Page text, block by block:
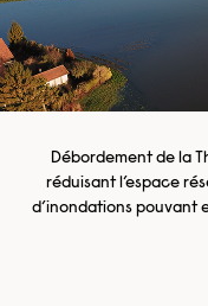
Débordement de la
réduisant l’espace
d’inondations pouvant